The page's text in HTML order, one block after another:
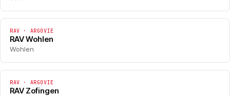
RAV · ARGOVIE
RAV Wohlen
Wohlen
RAV · ARGOVIE
RAV Zofingen